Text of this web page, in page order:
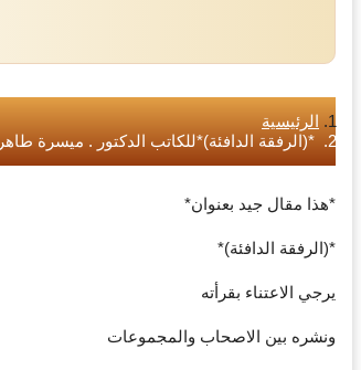
الرئيسية
*‏(الرفقة الدافئة)*للكاتب الدكتور . ميسرة طاهر ‏
*‏هذا مقال جيد بعنوان*
*‏(الرفقة الدافئة)*
‏يرجي الاعتناء بقرأته
‏ونشره بين الاصحاب والمجموعات